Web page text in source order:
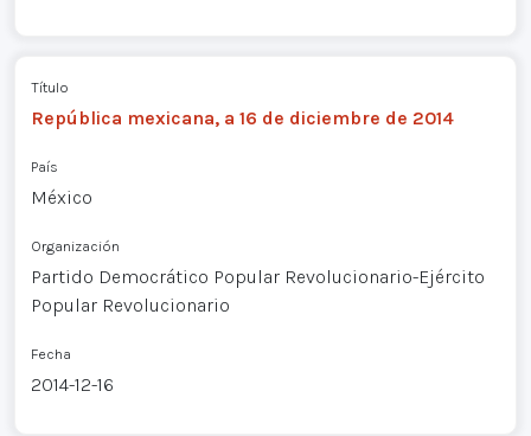
Título
República mexicana, a 16 de diciembre de 2014
País
México
Organización
Partido Democrático Popular Revolucionario-Ejército
Popular Revolucionario
Fecha
2014-12-16